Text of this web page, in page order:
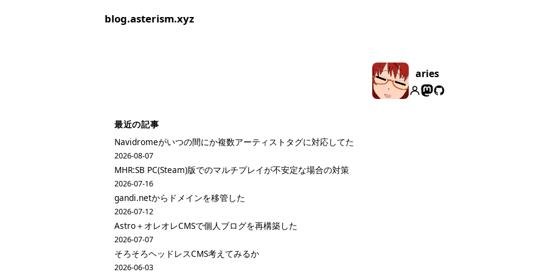
blog.asterism.xyz
aries
最近の記事
Navidromeがいつの間にか複数アーティストタグに対応してた
2026-08-07
MHR:SB PC(Steam)版でのマルチプレイが不安定な場合の対策
2026-07-16
gandi.netからドメインを移管した
2026-07-12
Astro＋オレオレCMSで個人ブログを再構築した
2026-07-07
そろそろヘッドレスCMS考えてみるか
2026-06-03